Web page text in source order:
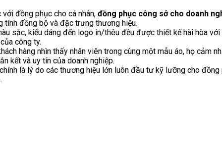
với đồng phục cho cá nhân, đồng phục công sở cho doanh
tính đồng bộ và đặc trưng thương hiệu.
sắc, kiểu dáng đến logo in/thêu đều được thiết kế hài hòa với
công ty.
hàng nhìn thấy nhân viên trong cùng một mẫu áo, họ cảm
kết và uy tín của doanh nghiệp.
là lý do các thương hiệu lớn luôn đầu tư kỹ lưỡng cho đồng